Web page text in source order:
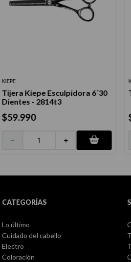
KIEPE
Tijera Kiepe Esculpidora 6´30
Dientes - 2814t3
$59.990
＋
－
CATEGORÍAS
Lo último
Cuidado del cabello
Electro
Coloración